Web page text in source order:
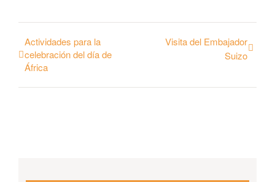
Actividades para la
celebración del día de
África
Visita del Embajador
Suizo